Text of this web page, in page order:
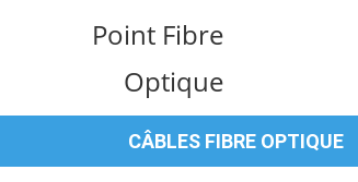
Point Fibre
Optique
CÂBLES FIBRE OPTIQUE